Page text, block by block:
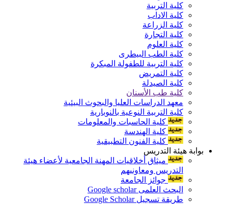
كلية التربية
كلية الاداب
كلية الزراعة
كلية التجارة
كلية العلوم
كلية الطب البيطرى
كلية التربية للطفولة المبكرة
كلية التمريض
كلية الصيدلة
كلية طب الأسنان
معهد الدراسات العليا والبحوث البيئية
كلية التربية النوعية بالنوبارية
كلية الحاسبات والمعلومات
كلية الهندسة
كلية الفنون التطبيقية
بوابة هيئة التدريس
ميثاق أخلاقيات المهنة الجامعية لأعضاء هيئة
التدريس ومعاونيهم
جوائز الجامعة
البحث العلمى Google scholar
طريقة تسجيل Google Scholar